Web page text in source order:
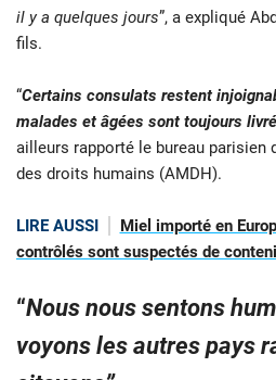
il y a quelques jours”, a expliqué
fils.
“Certains consulats restent
malades et âgées sont toujours
ailleurs rapporté le bureau parisien
des droits humains (AMDH).
LIRE AUSSI
Miel importé en
contrôlés sont suspectés de
“Nous nous sentons
voyons les autres pays